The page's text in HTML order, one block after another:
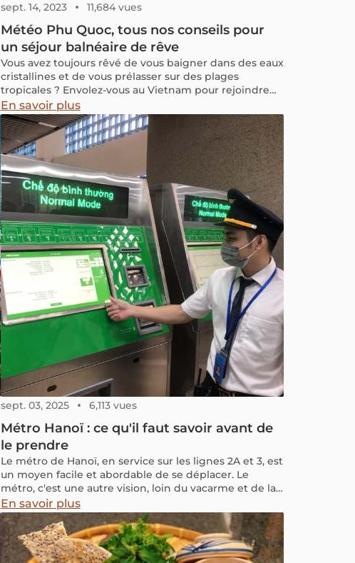
sept. 14, 2023 11,684 vues
Météo Phu Quoc, tous nos conseils pour
un séjour balnéaire de rêve
Vous avez toujours rêvé de vous baigner dans des eaux
cristallines et de vous prélasser sur des plages
tropicales ? Envolez-vous au Vietnam pour rejoindre
les plages paradisiaques de l’île de Phu Quoc !
En savoir plus
sept. 03, 2025 6,113 vues
Métro Hanoï : ce qu'il faut savoir avant de
le prendre
Le métro de Hanoï, en service sur les lignes 2A et 3, est
un moyen facile et abordable de se déplacer. Le
métro, c'est une autre vision, loin du vacarme et de la
circulation de la capitale vietnamienne.
En savoir plus